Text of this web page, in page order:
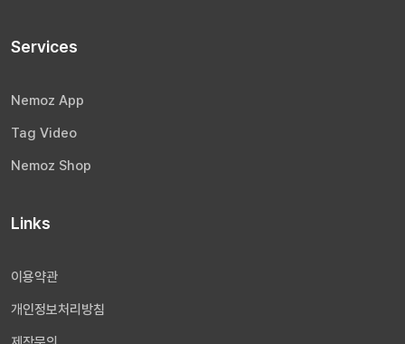
Services
Nemoz App
Tag Video
Nemoz Shop
Links
이용약관
개인정보처리방침